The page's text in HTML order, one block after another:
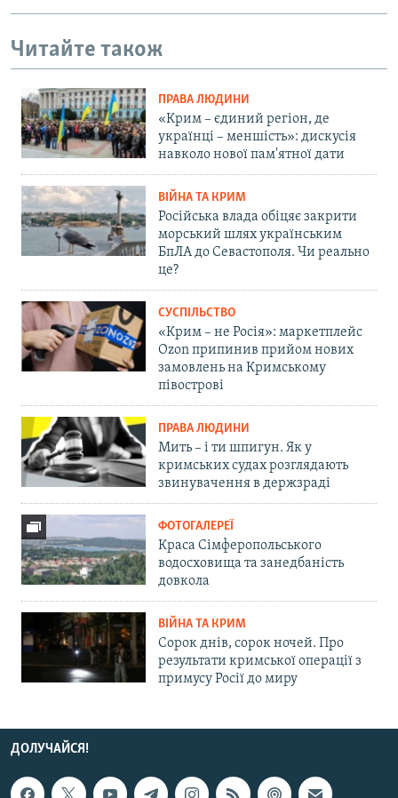
Читайте також
ПРАВА ЛЮДИНИ
«Крим – єдиний регіон, де
українці – меншість»: дискусія
навколо нової пам'ятної дати
ВІЙНА ТА КРИМ
Російська влада обіцяє закрити
морський шлях українським
БпЛА до Севастополя. Чи реально
це?
СУСПІЛЬСТВО
«Крим – не Росія»: маркетплейс
Ozon припинив прийом нових
замовлень на Кримському
півострові
ПРАВА ЛЮДИНИ
Мить – і ти шпигун. Як у
кримських судах розглядають
звинувачення в держзраді
ФОТОГАЛЕРЕЇ
Краса Сімферопольського
водосховища та занедбаність
довкола
ВІЙНА ТА КРИМ
Сорок днів, сорок ночей. Про
результати кримської операції з
примусу Росії до миру
ДОЛУЧАЙСЯ!